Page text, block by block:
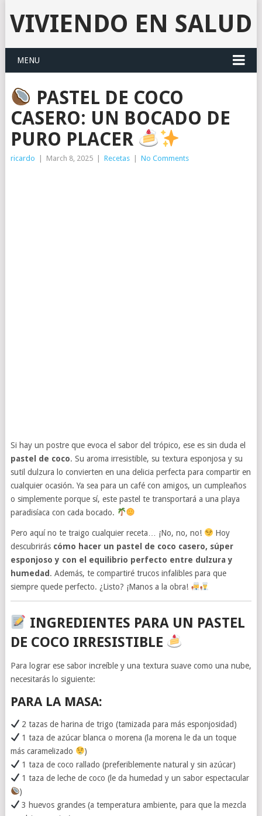
VIVIENDO EN SALUD
MENU
PASTEL DE COCO
CASERO: UN BOCADO DE
PURO PLACER
ricardo | March 8, 2025 | Recetas | No Comments
Si hay un postre que evoca el sabor del trópico, ese es sin duda el
pastel de coco. Su aroma irresistible, su textura esponjosa y su
sutil dulzura lo convierten en una delicia perfecta para compartir en
cualquier ocasión. Ya sea para un café con amigos, un cumpleaños
o simplemente porque sí, este pastel te transportará a una playa
paradisíaca con cada bocado.
Pero aquí no te traigo cualquier receta… ¡No, no, no!
Hoy
descubrirás cómo hacer un pastel de coco casero, súper
esponjoso y con el equilibrio perfecto entre dulzura y
humedad . Además, te compartiré trucos infalibles para que
siempre quede perfecto. ¿Listo? ¡Manos a la obra!
INGREDIENTES PARA UN PASTEL
DE COCO IRRESISTIBLE
Para lograr ese sabor increíble y una textura suave como una nube,
necesitarás lo siguiente:
PARA LA MASA:
2 tazas de harina de trigo (tamizada para más esponjosidad)
1 taza de azúcar blanca o morena (la morena le da un toque
más caramelizado
)
1 taza de coco rallado (preferiblemente natural y sin azúcar)
1 taza de leche de coco (le da humedad y un sabor espectacular
)
3 huevos grandes (a temperatura ambiente, para que la mezcla